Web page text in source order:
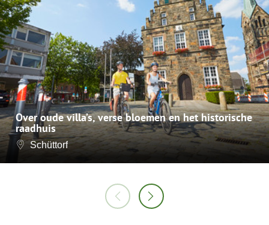
Over oude villa’s, verse bloemen en het historische
raadhuis
Schüttorf